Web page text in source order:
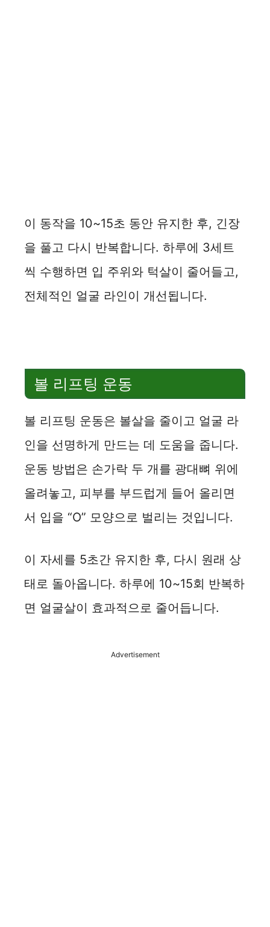
이 동작을 10~15초 동안 유지한 후, 긴장
을 풀고 다시 반복합니다. 하루에 3세트
씩 수행하면 입 주위와 턱살이 줄어들고,
전체적인 얼굴 라인이 개선됩니다.
볼 리프팅 운동
볼 리프팅 운동은 볼살을 줄이고 얼굴 라
인을 선명하게 만드는 데 도움을 줍니다.
운동 방법은 손가락 두 개를 광대뼈 위에
올려놓고, 피부를 부드럽게 들어 올리면
서 입을 “O” 모양으로 벌리는 것입니다.
이 자세를 5초간 유지한 후, 다시 원래 상
태로 돌아옵니다. 하루에 10~15회 반복하
면 얼굴살이 효과적으로 줄어듭니다.
Advertisement